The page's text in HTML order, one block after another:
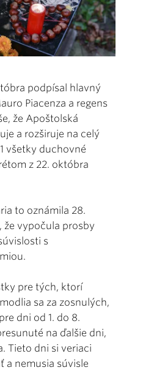
podpísal hlavný
Piacenza a regens
že Apoštolská
a rozširuje na celý
všetky duchovné
z 22. októbra
to oznámila 28.
že vypočula prosby
s
pre tých, ktorí
sa za zosnulých,
dni od 1. do 8.
na ďalšie dni,
Tieto dni si veriaci
a nemusia súvisle